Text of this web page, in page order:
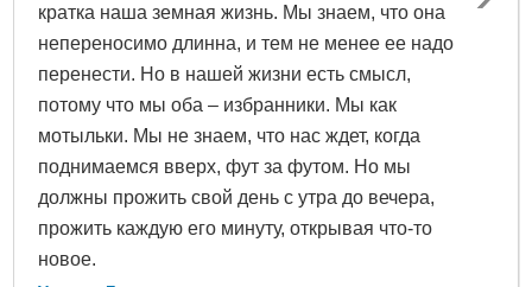
кратка наша земная жизнь. Мы знаем, что она
непереносимо длинна, и тем не менее ее надо
перенести. Но в нашей жизни есть смысл,
потому что мы оба – избранники. Мы как
мотыльки. Мы не знаем, что нас ждет, когда
поднимаемся вверх, фут за футом. Но мы
должны прожить свой день с утра до вечера,
прожить каждую его минуту, открывая что-то
новое.